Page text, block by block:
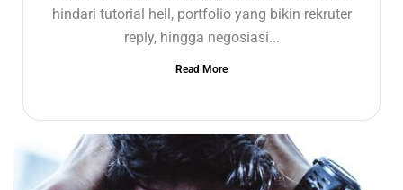
hindari tutorial hell, portfolio yang bikin rekruter
reply, hingga negosiasi...
Read More